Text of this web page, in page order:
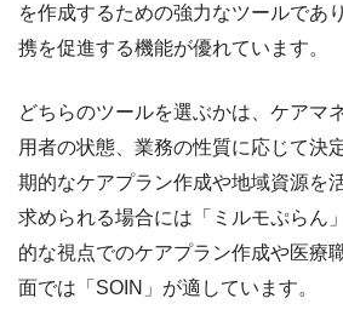
を作成するための強力なツールであ
携を促進する機能が優れています。
どちらのツールを選ぶかは、ケアマ
用者の状態、業務の性質に応じて決
期的なケアプラン作成や地域資源を
求められる場合には「ミルモぷらん
的な視点でのケアプラン作成や医療
面では「SOIN」が適しています。